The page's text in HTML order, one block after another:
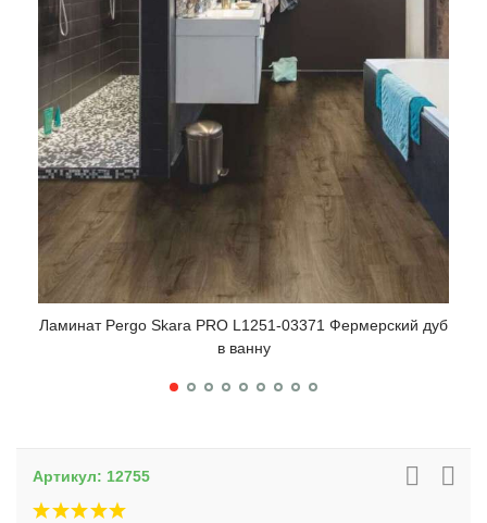
Ламинат Pergo Skara PRO L1251-03371 Фермерский дуб
в ванну
Артикул: 12755